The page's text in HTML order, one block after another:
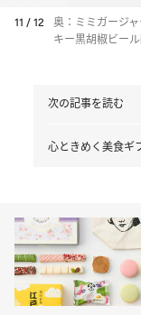
11 / 12
奥：ミミガージ
キー黒胡椒ビー
次の記事を読む
心ときめく美食ギ